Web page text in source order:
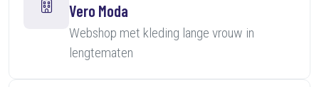
Vero Moda
Webshop met kleding lange vrouw in
lengtematen